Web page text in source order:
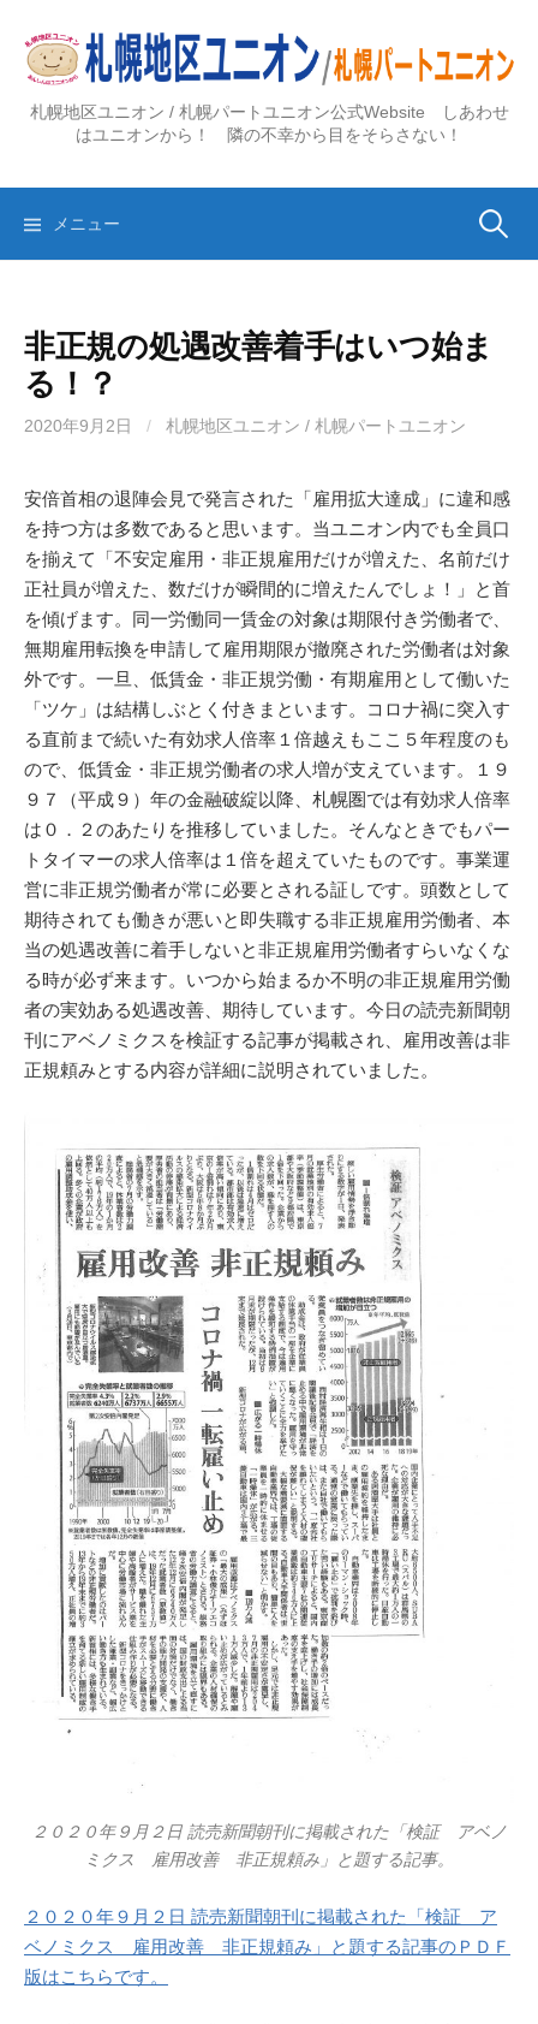
ス
札幌地区ユニオン / 札幌パートユニオン公式Website しあわせ
はユニオンから！ 隣の不幸から目をそらさない！
メニュー 検
非正規の処遇改善着手はいつ始ま
る！？
2020年9月2日 / 札幌地区ユニオン / 札幌パートユニオン
安倍首相の退陣会見で発言された「雇用拡大達成」に違和感
を持つ方は多数であると思います。当ユニオン内でも全員口
を揃えて「不安定雇用・非正規雇用だけが増えた、名前だけ
正社員が増えた、数だけが瞬間的に増えたんでしょ！」と首
を傾げます。同一労働同一賃金の対象は期限付き労働者で、
無期雇用転換を申請して雇用期限が撤廃された労働者は対象
外です。一旦、低賃金・非正規労働・有期雇用として働いた
「ツケ」は結構しぶとく付きまといます。コロナ禍に突入す
る直前まで続いた有効求人倍率１倍越えもここ５年程度のも
ので、低賃金・非正規労働者の求人増が支えています。１９
９７（平成９）年の金融破綻以降、札幌圏では有効求人倍率
は０．２のあたりを推移していました。そんなときでもパー
トタイマーの求人倍率は１倍を超えていたものです。事業運
営に非正規労働者が常に必要とされる証しです。頭数として
期待されても働きが悪いと即失職する非正規雇用労働者、本
当の処遇改善に着手しないと非正規雇用労働者すらいなくな
る時が必ず来ます。いつから始まるか不明の非正規雇用労働
者の実効ある処遇改善、期待しています。今日の読売新聞朝
刊にアベノミクスを検証する記事が掲載され、雇用改善は非
正規頼みとする内容が詳細に説明されていました。
２０２０年９月２日 読売新聞朝刊に掲載された「検証 アベノ
ミクス 雇用改善 非正規頼み」と題する記事。
２０２０年９月２日 読売新聞朝刊に掲載された「検証 ア
ベノミクス 雇用改善 非正規頼み」と題する記事のＰＤＦ
版はこちらです。